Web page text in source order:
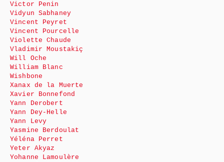
Victor Penin
Vidyun Sabhaney
Vincent Peyret
Vincent Pourcelle
Violette Chaude
Vladimir Moustakiç
Will Oche
William Blanc
Wishbone
Xanax de la Muerte
Xavier Bonnefond
Yann Derobert
Yann Dey-Helle
Yann Levy
Yasmine Berdoulat
Yéléna Perret
Yeter Akyaz
Yohanne Lamoulère